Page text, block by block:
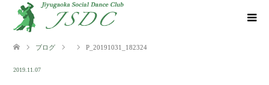
ブログ P_20191031_182324
2019.11.07